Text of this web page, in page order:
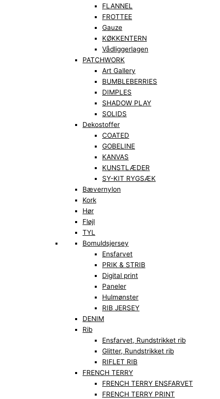
FLANNEL
FROTTEE
Gauze
KØKKENTERN
Vådliggerlagen
PATCHWORK
Art Gallery
BUMBLEBERRIES
DIMPLES
SHADOW PLAY
SOLIDS
Dekostoffer
COATED
GOBELINE
KANVAS
KUNSTLÆDER
SY-KIT RYGSÆK
Bævernylon
Kork
Hør
Fløjl
TYL
Bomuldsjersey
Ensfarvet
PRIK & STRIB
Digital print
Paneler
Hulmønster
RIB JERSEY
DENIM
Rib
Ensfarvet, Rundstrikket rib
Glitter, Rundstrikket rib
RIFLET RIB
FRENCH TERRY
FRENCH TERRY ENSFARVET
FRENCH TERRY PRINT